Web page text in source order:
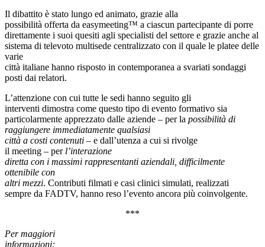
Il dibattito è stato lungo ed animato, grazie alla
possibilità offerta da easymeeting™ a ciascun partecipante di porre
direttamente i suoi quesiti agli specialisti del settore e grazie anche al
sistema di televoto multisede centralizzato con il quale le platee delle
varie
città italiane hanno risposto in contemporanea a svariati sondaggi
posti dai relatori.
L’attenzione con cui tutte le sedi hanno seguito gli
interventi dimostra come questo tipo di evento formativo sia
particolarmente apprezzato dalle aziende – per la possibilità di
raggiungere immediatamente qualsiasi
città a costi contenuti – e dall’utenza a cui si rivolge
il meeting – per l’interazione
diretta con i massimi rappresentanti aziendali, difficilmente
ottenibile con
altri mezzi. Contributi filmati e casi clinici simulati, realizzati
sempre da FADTV, hanno reso l’evento ancora più coinvolgente.
***
Per maggiori
informazioni: